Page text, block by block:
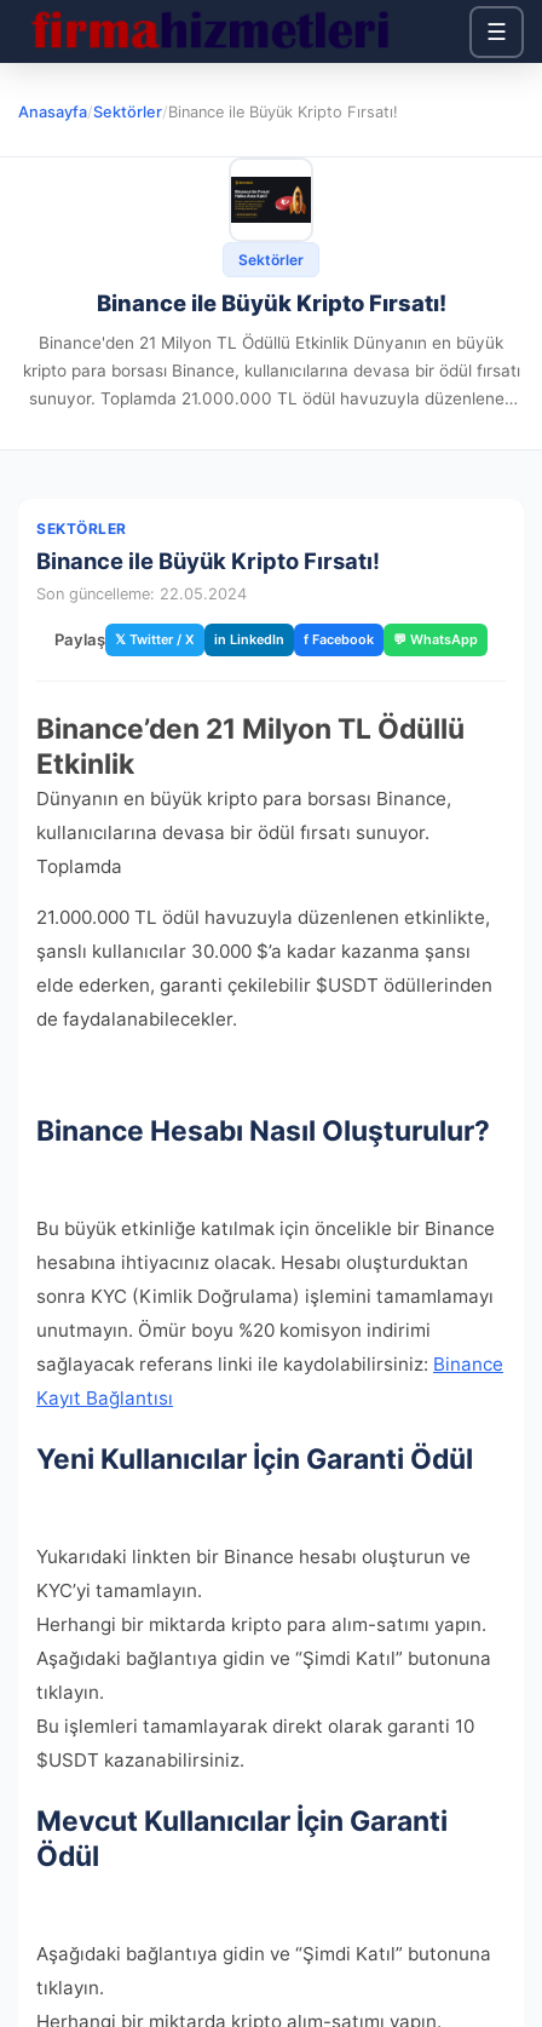
☰
Anasayfa/Sektörler/Binance ile Büyük Kripto Fırsatı!
Sektörler
Binance ile Büyük Kripto Fırsatı!
Binance'den 21 Milyon TL Ödüllü Etkinlik Dünyanın en büyük
kripto para borsası Binance, kullanıcılarına devasa bir ödül fırsatı
sunuyor. Toplamda 21.000.000 TL ödül havuzuyla düzenlenen
SEKTÖRLER
Binance ile Büyük Kripto Fırsatı!
Son güncelleme: 22.05.2024
Paylaş 𝕏 Twitter / X in LinkedIn f Facebook 💬 WhatsApp
Binance’den 21 Milyon TL Ödüllü
Etkinlik
Dünyanın en büyük kripto para borsası Binance,
kullanıcılarına devasa bir ödül fırsatı sunuyor.
Toplamda
21.000.000 TL ödül havuzuyla düzenlenen etkinlikte,
şanslı kullanıcılar 30.000 $’a kadar kazanma şansı
elde ederken, garanti çekilebilir $USDT ödüllerinden
de faydalanabilecekler.
Binance Hesabı Nasıl Oluşturulur?
Bu büyük etkinliğe katılmak için öncelikle bir Binance
hesabına ihtiyacınız olacak. Hesabı oluşturduktan
sonra KYC (Kimlik Doğrulama) işlemini tamamlamayı
unutmayın. Ömür boyu %20 komisyon indirimi
sağlayacak referans linki ile kaydolabilirsiniz: Binance
Kayıt Bağlantısı
Yeni Kullanıcılar İçin Garanti Ödül
Yukarıdaki linkten bir Binance hesabı oluşturun ve
KYC’yi tamamlayın.
Herhangi bir miktarda kripto para alım-satımı yapın.
Aşağıdaki bağlantıya gidin ve “Şimdi Katıl” butonuna
tıklayın.
Bu işlemleri tamamlayarak direkt olarak garanti 10
$USDT kazanabilirsiniz.
Mevcut Kullanıcılar İçin Garanti
Ödül
Aşağıdaki bağlantıya gidin ve “Şimdi Katıl” butonuna
tıklayın.
Herhangi bir miktarda kripto alım-satımı yapın.